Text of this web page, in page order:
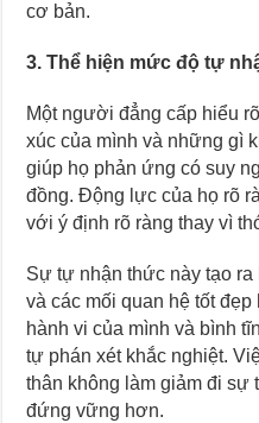
cơ bản.
3. Thể hiện mức độ tự
Một người đẳng cấp hiểu
xúc của mình và những gì
giúp họ phản ứng có suy
đồng. Động lực của họ rõ
với ý định rõ ràng thay vì
Sự tự nhận thức này tạo
và các mối quan hệ tốt
hành vi của mình và bình
tự phán xét khắc nghiệt.
thân không làm giảm đi sự
đứng vững hơn.